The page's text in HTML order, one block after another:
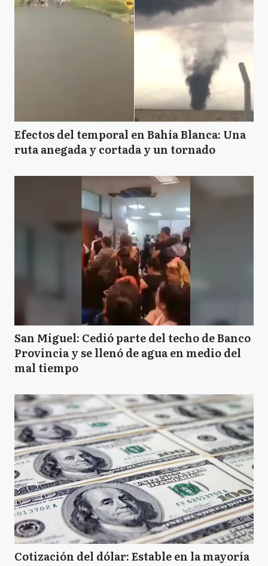
Efectos del temporal en Bahía Blanca: Una
ruta anegada y cortada y un tornado
San Miguel: Cedió parte del techo de Banco
Provincia y se llenó de agua en medio del
mal tiempo
Cotización del dólar: Estable en la mayoría